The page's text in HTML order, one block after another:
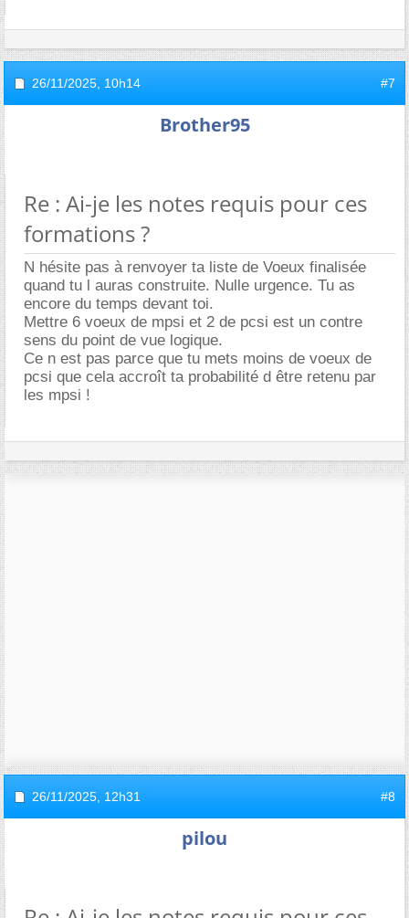
26/11/2025, 10h14 #7
Brother95
Re : Ai-je les notes requis pour ces
formations ?
N hésite pas à renvoyer ta liste de Voeux finalisée
quand tu l auras construite. Nulle urgence. Tu as
encore du temps devant toi.
Mettre 6 voeux de mpsi et 2 de pcsi est un contre
sens du point de vue logique.
Ce n est pas parce que tu mets moins de voeux de
pcsi que cela accroît ta probabilité d être retenu par
les mpsi !
26/11/2025, 12h31 #8
pilou